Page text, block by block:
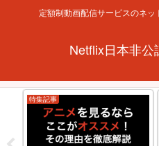
定額制動画配信サービスのネ
Netflix日本非
特集記事